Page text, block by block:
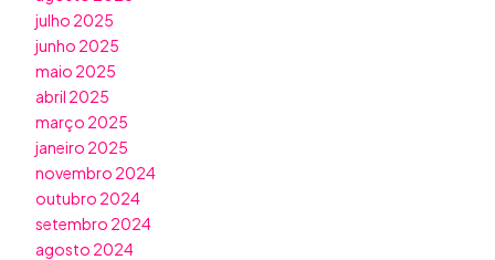
julho 2025
junho 2025
maio 2025
abril 2025
março 2025
janeiro 2025
novembro 2024
outubro 2024
setembro 2024
agosto 2024